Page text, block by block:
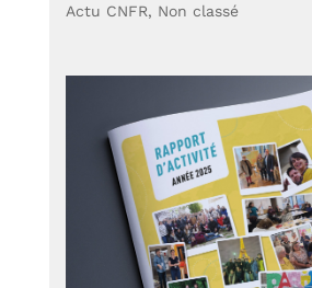
Actu CNFR, Non classé